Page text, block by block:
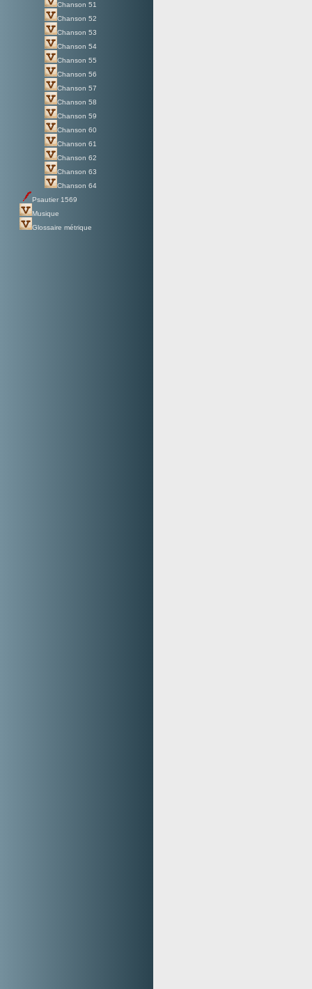
Chanson 51
Chanson 52
Chanson 53
Chanson 54
Chanson 55
Chanson 56
Chanson 57
Chanson 58
Chanson 59
Chanson 60
Chanson 61
Chanson 62
Chanson 63
Chanson 64
Psautier 1569
Musique
Glossaire métrique